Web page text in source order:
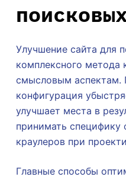
Улучшение сайта для
комплексного метода
смысловым аспектам.
конфигурация
улучшает места в
принимать специфику
краулеров при
Главные способы